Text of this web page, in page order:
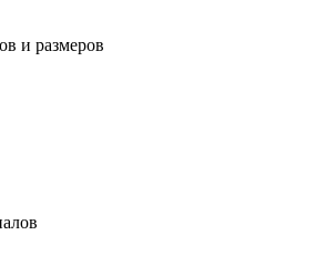
и размеров